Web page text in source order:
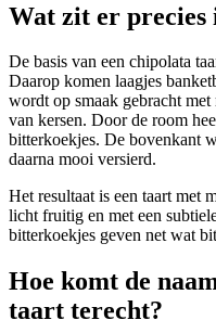
Wat zit er precies
De basis van een chipolata
Daarop komen laagjes
wordt op smaak gebracht
van kersen. Door de room
bitterkoekjes. De bovenkant
daarna mooi versierd.
Het resultaat is een taart met
licht fruitig en met een
bitterkoekjes geven net wat
Hoe komt de
taart terecht?